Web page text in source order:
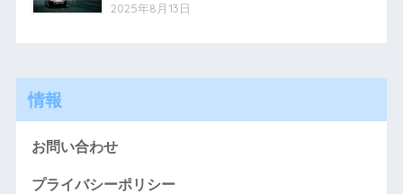
2025年8月13日
情報
お問い合わせ
プライバシーポリシー